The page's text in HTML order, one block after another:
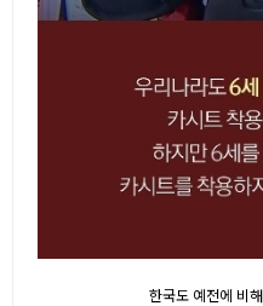
한국도 예전에 비